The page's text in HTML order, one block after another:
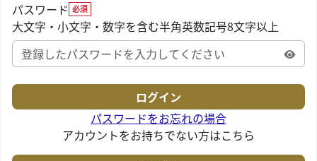
パスワード 必須
大文字・小文字・数字を含む半角英数記号8文字以上
パスワードをお忘れの場合
アカウントをお持ちでない方はこちら